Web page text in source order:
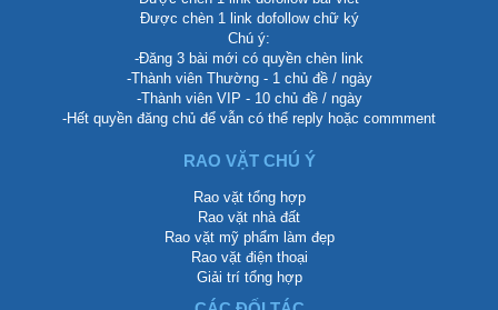
Được chèn 1 link dofollow chữ ký
Chú ý:
-Đăng 3 bài mới có quyền chèn link
-Thành viên Thường - 1 chủ đề / ngày
-Thành viên VIP - 10 chủ đề / ngày
-Hết quyền đăng chủ để vẫn có thể reply hoặc commment
RAO VẶT CHÚ Ý
Rao vặt tổng hợp
Rao vặt nhà đất
Rao vặt mỹ phẩm làm đẹp
Rao vặt điện thoại
Giải trí tổng hợp